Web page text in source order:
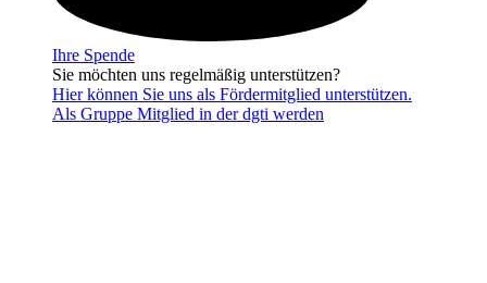
Ihre Spende
Sie möchten uns regelmäßig unterstützen?
Hier können Sie uns als Fördermitglied unterstützen.
Als Gruppe Mitglied in der dgti werden